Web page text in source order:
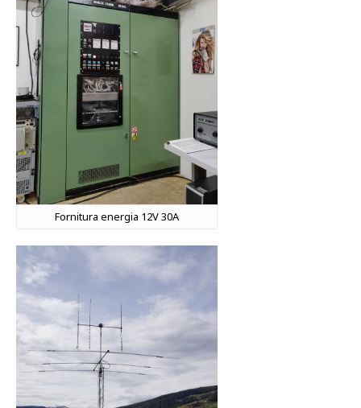
Fornitura energia 12V 30A